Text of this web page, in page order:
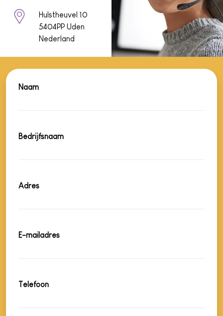
Hulstheuvel 10
5404PP Uden
Nederland
Naam
Bedrijfsnaam
Adres
E-mailadres
Telefoon